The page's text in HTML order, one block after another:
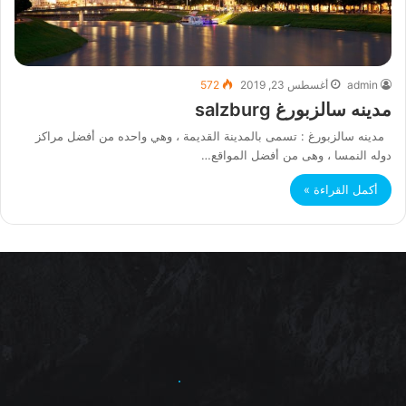
admin أغسطس 23, 2019 572
مدينه سالزبورغ salzburg
مدينه سالزبورغ : تسمى بالمدينة القديمة ، وهي واحده من أفضل مراكز
دوله النمسا ، وهى من أفضل المواقع…
أكمل القراءة »